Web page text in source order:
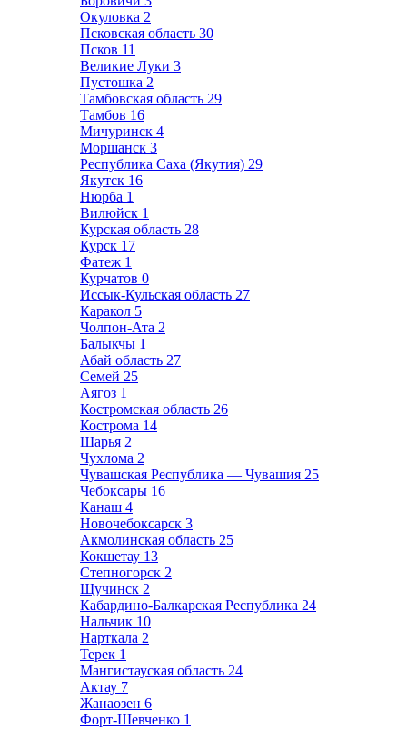
Окуловка 2
Псковская область 30
Псков 11
Великие Луки 3
Пустошка 2
Тамбовская область 29
Тамбов 16
Мичуринск 4
Моршанск 3
Республика Саха (Якутия) 29
Якутск 16
Нюрба 1
Вилюйск 1
Курская область 28
Курск 17
Фатеж 1
Курчатов 0
Иссык-Кульская область 27
Каракол 5
Чолпон-Ата 2
Балыкчы 1
Абай область 27
Семей 25
Аягоз 1
Костромская область 26
Кострома 14
Шарья 2
Чухлома 2
Чувашская Республика — Чувашия 25
Чебоксары 16
Канаш 4
Новочебоксарск 3
Акмолинская область 25
Кокшетау 13
Степногорск 2
Щучинск 2
Кабардино-Балкарская Республика 24
Нальчик 10
Нарткала 2
Терек 1
Мангистауская область 24
Актау 7
Жанаозен 6
Форт-Шевченко 1